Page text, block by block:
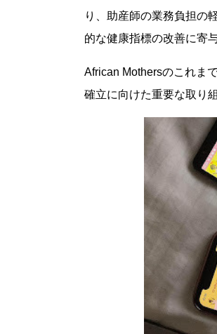
り、助産師の業務負担の
的な健康指標の改善に寄
African Mothersのこれま
確立に向けた重要な取り